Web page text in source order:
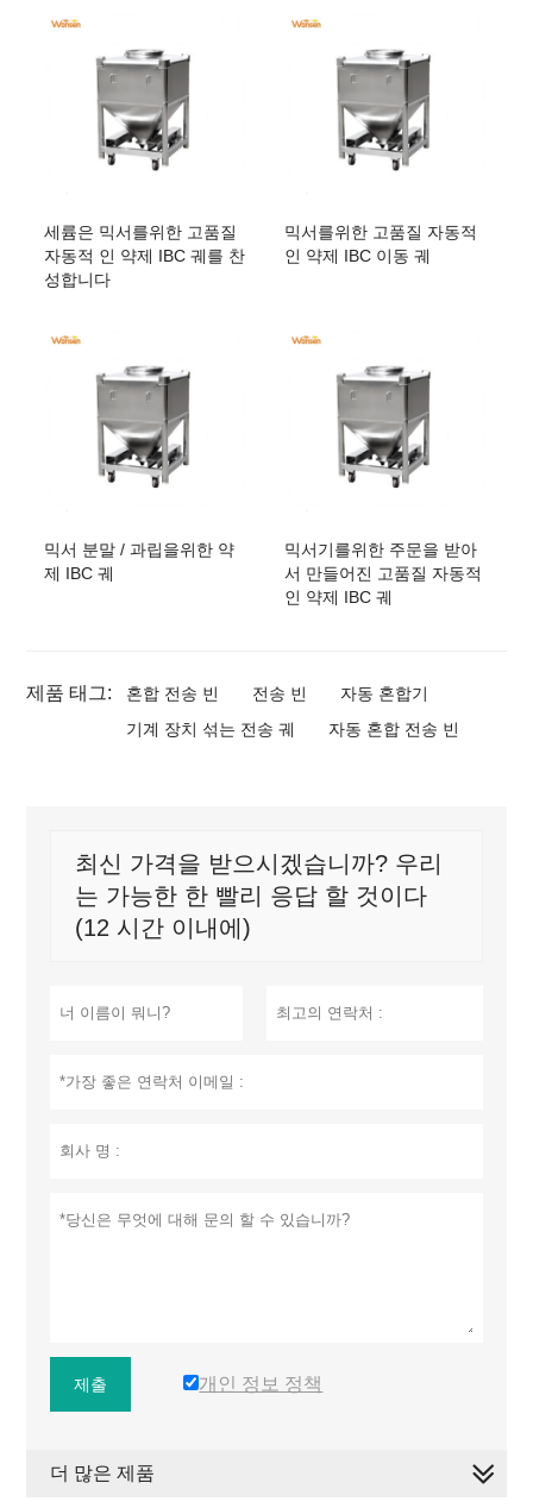
세륨은 믹서를위한 고품질
자동적 인 약제 IBC 궤를 찬
성합니다
믹서를위한 고품질 자동적
인 약제 IBC 이동 궤
믹서 분말 / 과립을위한 약
제 IBC 궤
믹서기를위한 주문을 받아
서 만들어진 고품질 자동적
인 약제 IBC 궤
제품 태그: 혼합 전송 빈 전송 빈
자동 혼합기
기계 장치 섞는 전송 궤
자동 혼합 전송 빈
최신 가격을 받으시겠습니까? 우리
는 가능한 한 빨리 응답 할 것이다
(12 시간 이내에)
제출 개인 정보 정책
더 많은 제품